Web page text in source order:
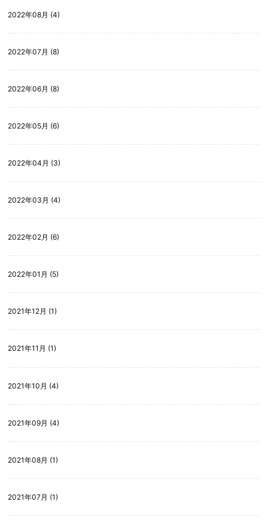
2022年08月 (4)
2022年07月 (8)
2022年06月 (8)
2022年05月 (6)
2022年04月 (3)
2022年03月 (4)
2022年02月 (6)
2022年01月 (5)
2021年12月 (1)
2021年11月 (1)
2021年10月 (4)
2021年09月 (4)
2021年08月 (1)
2021年07月 (1)